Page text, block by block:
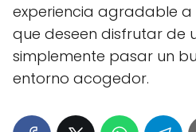
experiencia agradable a
que deseen disfrutar de
simplemente pasar un
entorno acogedor.